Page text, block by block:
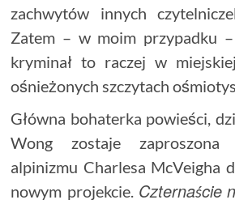
zachwytów innych
Zatem – w moim przypadku
kryminał to raczej w
ośnieżonych szczytach
Główna bohaterka powieści,
Wong zostaje zaproszona
alpinizmu Charlesa McVeigha
nowym projekcie. Czternaście